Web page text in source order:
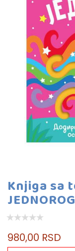
Knjiga sa
980,00 RSD